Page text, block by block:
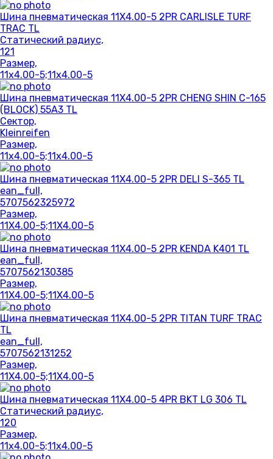
Шина пневматическая 11X4.00-5 2PR CARLISLE TURF
TRAC TL
Статический радиус,
121
Размер,
11x4.00-5;11x4.00-5
Шина пневматическая 11X4.00-5 2PR CHENG SHIN C-165
(BLOCK) 55A3 TL
Сектор,
Kleinreifen
Размер,
11x4.00-5;11x4.00-5
Шина пневматическая 11X4.00-5 2PR DELI S-365 TL
ean_full,
5707562325972
Размер,
11X4.00-5;11X4.00-5
Шина пневматическая 11X4.00-5 2PR KENDA K401 TL
ean_full,
5707562130385
Размер,
11X4.00-5;11X4.00-5
Шина пневматическая 11X4.00-5 2PR TITAN TURF TRAC
TL
ean_full,
5707562131252
Размер,
11X4.00-5;11X4.00-5
Шина пневматическая 11X4.00-5 4PR BKT LG 306 TL
Статический радиус,
120
Размер,
11x4.00-5;11x4.00-5